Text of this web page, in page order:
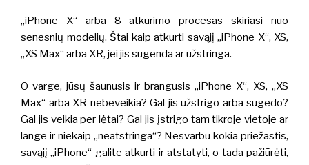
„iPhone X“ arba 8 atkūrimo procesas skiriasi nuo
senesnių modelių. Štai kaip atkurti savąjį „iPhone X“, XS,
„XS Max“ arba XR, jei jis sugenda ar užstringa.
O varge, jūsų šaunusis ir brangusis „iPhone X“, XS, „XS
Max“ arba XR nebeveikia? Gal jis užstrigo arba sugedo?
Gal jis veikia per lėtai? Gal jis įstrigo tam tikroje vietoje ar
lange ir niekaip „neatstringa“? Nesvarbu kokia priežastis,
savąjį „iPhone“ galite atkurti ir atstatyti, o tada pažiūrėti,